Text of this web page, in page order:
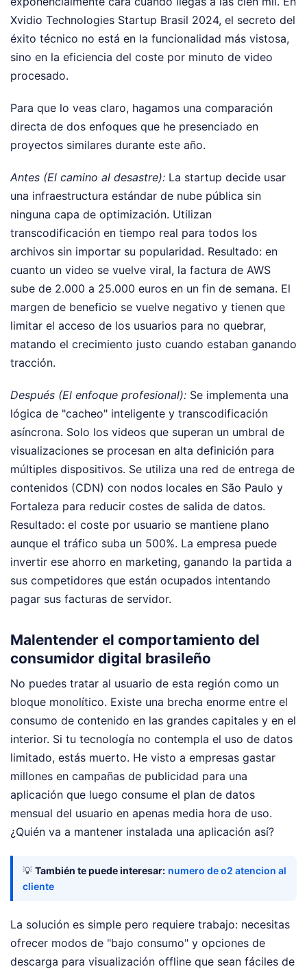
Xvidio Technologies Startup Brasil 2024, el secreto del
éxito técnico no está en la funcionalidad más vistosa,
sino en la eficiencia del coste por minuto de video
procesado.
Para que lo veas claro, hagamos una comparación
directa de dos enfoques que he presenciado en
proyectos similares durante este año.
Antes (El camino al desastre): La startup decide usar
una infraestructura estándar de nube pública sin
ninguna capa de optimización. Utilizan
transcodificación en tiempo real para todos los
archivos sin importar su popularidad. Resultado: en
cuanto un video se vuelve viral, la factura de AWS
sube de 2.000 a 25.000 euros en un fin de semana. El
margen de beneficio se vuelve negativo y tienen que
limitar el acceso de los usuarios para no quebrar,
matando el crecimiento justo cuando estaban ganando
tracción.
Después (El enfoque profesional): Se implementa una
lógica de "cacheo" inteligente y transcodificación
asíncrona. Solo los videos que superan un umbral de
visualizaciones se procesan en alta definición para
múltiples dispositivos. Se utiliza una red de entrega de
contenidos (CDN) con nodos locales en São Paulo y
Fortaleza para reducir costes de salida de datos.
Resultado: el coste por usuario se mantiene plano
aunque el tráfico suba un 500%. La empresa puede
invertir ese ahorro en marketing, ganando la partida a
sus competidores que están ocupados intentando
pagar sus facturas de servidor.
Malentender el comportamiento del
consumidor digital brasileño
No puedes tratar al usuario de esta región como un
bloque monolítico. Existe una brecha enorme entre el
consumo de contenido en las grandes capitales y en el
interior. Si tu tecnología no contempla el uso de datos
limitado, estás muerto. He visto a empresas gastar
millones en campañas de publicidad para una
aplicación que luego consume el plan de datos
mensual del usuario en apenas media hora de uso.
¿Quién va a mantener instalada una aplicación así?
💡 También te puede interesar: numero de o2 atencion al
cliente
La solución es simple pero requiere trabajo: necesitas
ofrecer modos de "bajo consumo" y opciones de
descarga para visualización offline que sean fáciles de